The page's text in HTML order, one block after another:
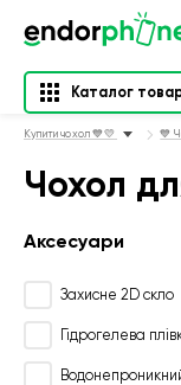
Каталог
Купити чохол 💙💛 💙
Чохол
Аксесуари
Захисне 2D скло
Гідрогелева